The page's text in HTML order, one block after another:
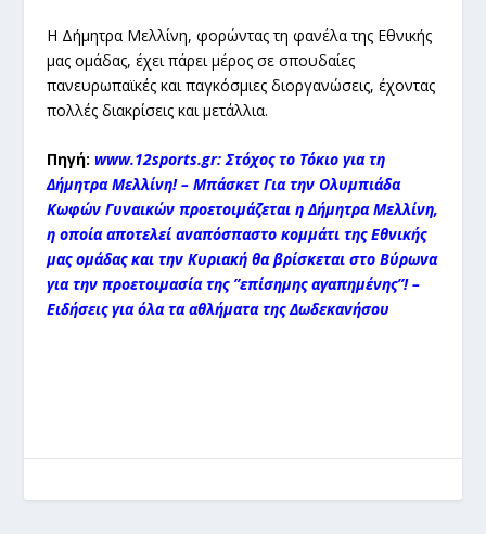
Η Δήμητρα Μελλίνη, φορώντας τη φανέλα της Εθνικής
μας ομάδας, έχει πάρει μέρος σε σπουδαίες
πανευρωπαϊκές και παγκόσμιες διοργανώσεις, έχοντας
πολλές διακρίσεις και μετάλλια.
Πηγή: www.12sports.gr: Στόχος το Τόκιο για τη
Δήμητρα Μελλίνη! – Μπάσκετ Για την Ολυμπιάδα
Κωφών Γυναικών προετοιμάζεται η Δήμητρα Μελλίνη,
η οποία αποτελεί αναπόσπαστο κομμάτι της Εθνικής
μας ομάδας και την Κυριακή θα βρίσκεται στο Βύρωνα
για την προετοιμασία της ”επίσημης αγαπημένης”! –
Ειδήσεις για όλα τα αθλήματα της Δωδεκανήσου